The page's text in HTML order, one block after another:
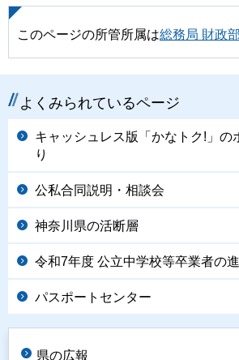
このページの所管所属は総務局 財政
よくみられているページ
キャッシュレス版「かなトク!」の
り
公私合同説明・相談会
神奈川県の活断層
令和7年度 公立中学校等卒業者の
パスポートセンター
県の広報